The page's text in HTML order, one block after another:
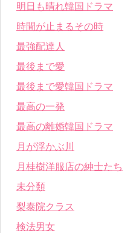
明日も晴れ韓国ドラマ
時間が止まるその時
最強配達人
最後まで愛
最後まで愛韓国ドラマ
最高の一発
最高の離婚韓国ドラマ
月が浮かぶ川
月桂樹洋服店の紳士たち
未分類
梨泰院クラス
検法男女